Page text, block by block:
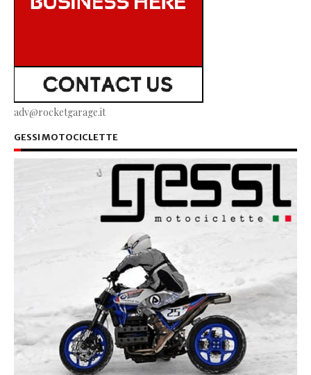
adv@rocketgarage.it
GESSI MOTOCICLETTE